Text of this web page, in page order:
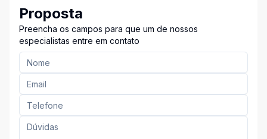
Proposta
Preencha os campos para que um de nossos
especialistas entre em contato